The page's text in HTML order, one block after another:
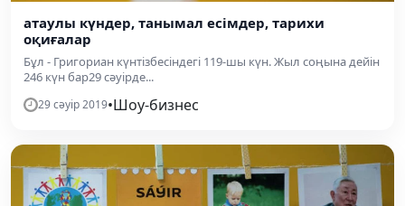
атаулы күндер, танымал есімдер, тарихи
оқиғалар
Бұл - Григориан күнтізбесіндегі 119-шы күн. Жыл соңына дейін
246 күн бар29 сәуірде...
29 сәуір 2019•Шоу-бизнес